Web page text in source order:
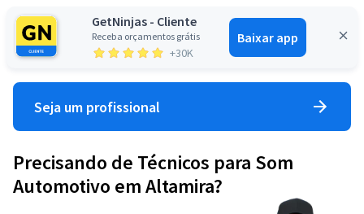
GetNinjas - Cliente
Receba orçamentos grátis
+30K
Baixar app
Entrar
Seja um profissional
Precisando de Técnicos para Som
Automotivo em Altamira?